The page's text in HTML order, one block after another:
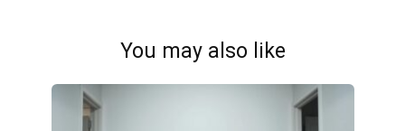
You may also like